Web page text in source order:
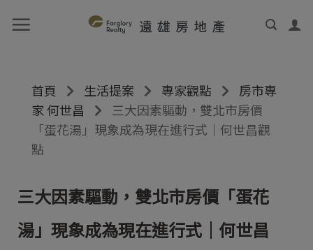
首頁 生活提案 專家觀點
房市專
家 何世昌
三大因素驅動，雙北市房價
「蛋花湯」現象成為現在進行式｜何世昌觀
點
三大因素驅動，雙北市房價「蛋花
湯」現象成為現在進行式｜何世昌